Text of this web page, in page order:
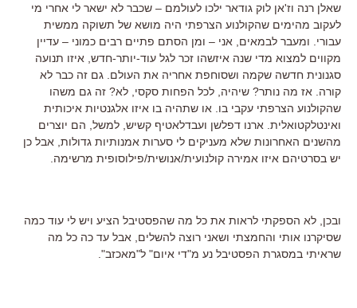
שאלן רנה וז'אן לוק גודאר ילכו לעולמם – שכבר לא ישאר לי אחרי מי
לעקוב מהימים שהקולנוע הצרפתי היה מושא של תשוקה ממשית
עבורי. ומעבר לבמאים, אני – ומן הסתם פתיים רבים כמוני – עדיין
מקווים למצוא מדי שנה איזשהו זכר לגל עוד-יותר-חדש, איזו תנועה
סגנונית חדשה שקמה ושסוחפת אחריה את העולם. גם זה כבר לא
קורה. אז מה נותר? שיהיה, לכל הפחות סקסי, לא? זה גם משהו
שהקולנוע הצרפתי עקבי בו. או שתהיה בו איזו אלגנטיות איכותית
ואינטלקטואלית. ארנו דפלשן ועבדלאטיף קשיש, למשל, הם יוצרים
מהשנים האחרונות שלא מעניקים לי סערות אמנותיות גדולות, אבל כן
יש בסרטיהם איזו אמירה קולנועית/אנושית/פילוסופית מרשימה.
ובכן, לא הספקתי לראות את כל מה שהפסטיבל הציע ויש לי עוד כמה
שסיקרנו אותי והחמצתי ושאני רוצה להשלים, אבל עד כה כל מה
שראיתי במסגרת הפסטיבל נע מ"די איום" ל"מאכזב".